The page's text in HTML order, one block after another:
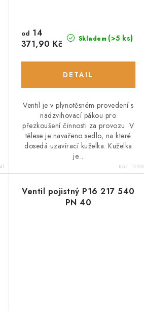
Skladem (>5 ks)
od 14
371,90 Kč
Ventil je v plynotěsném provedení s
nadzvihovací pákou pro
přezkoušení činnosti za provozu. V
tělese je navařeno sedlo, na které
dosedá uzavírací kuželka. Kuželka
je...
Kód: 12-83
Ventil pojistný P16 217 540
PN 40